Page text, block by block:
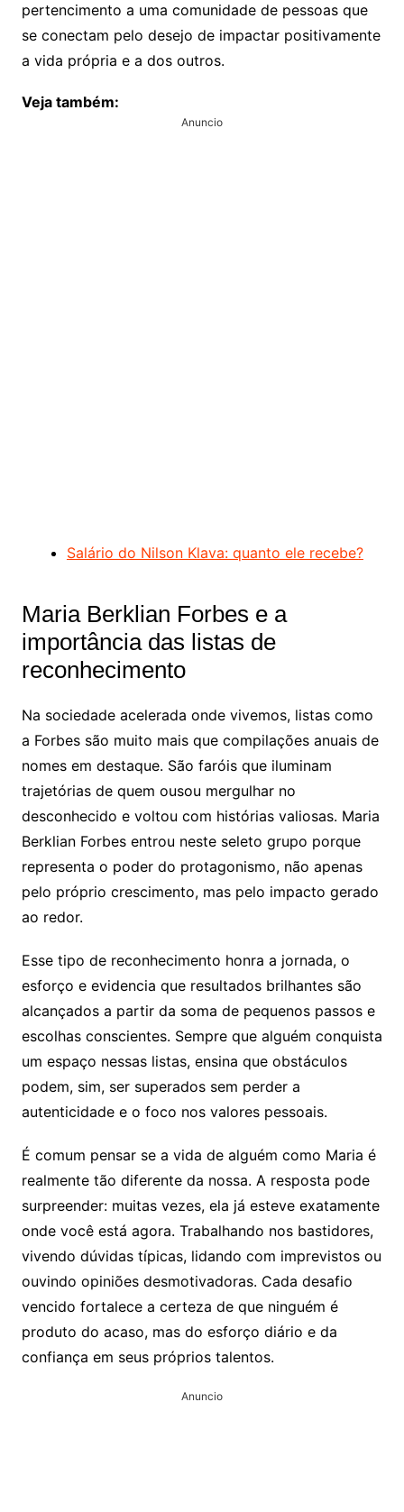
pertencimento a uma comunidade de pessoas que
se conectam pelo desejo de impactar positivamente
a vida própria e a dos outros.
Veja também:
Anuncio
Salário do Nilson Klava: quanto ele recebe?
Maria Berklian Forbes e a
importância das listas de
reconhecimento
Na sociedade acelerada onde vivemos, listas como
a Forbes são muito mais que compilações anuais de
nomes em destaque. São faróis que iluminam
trajetórias de quem ousou mergulhar no
desconhecido e voltou com histórias valiosas. Maria
Berklian Forbes entrou neste seleto grupo porque
representa o poder do protagonismo, não apenas
pelo próprio crescimento, mas pelo impacto gerado
ao redor.
Esse tipo de reconhecimento honra a jornada, o
esforço e evidencia que resultados brilhantes são
alcançados a partir da soma de pequenos passos e
escolhas conscientes. Sempre que alguém conquista
um espaço nessas listas, ensina que obstáculos
podem, sim, ser superados sem perder a
autenticidade e o foco nos valores pessoais.
É comum pensar se a vida de alguém como Maria é
realmente tão diferente da nossa. A resposta pode
surpreender: muitas vezes, ela já esteve exatamente
onde você está agora. Trabalhando nos bastidores,
vivendo dúvidas típicas, lidando com imprevistos ou
ouvindo opiniões desmotivadoras. Cada desafio
vencido fortalece a certeza de que ninguém é
produto do acaso, mas do esforço diário e da
confiança em seus próprios talentos.
Anuncio